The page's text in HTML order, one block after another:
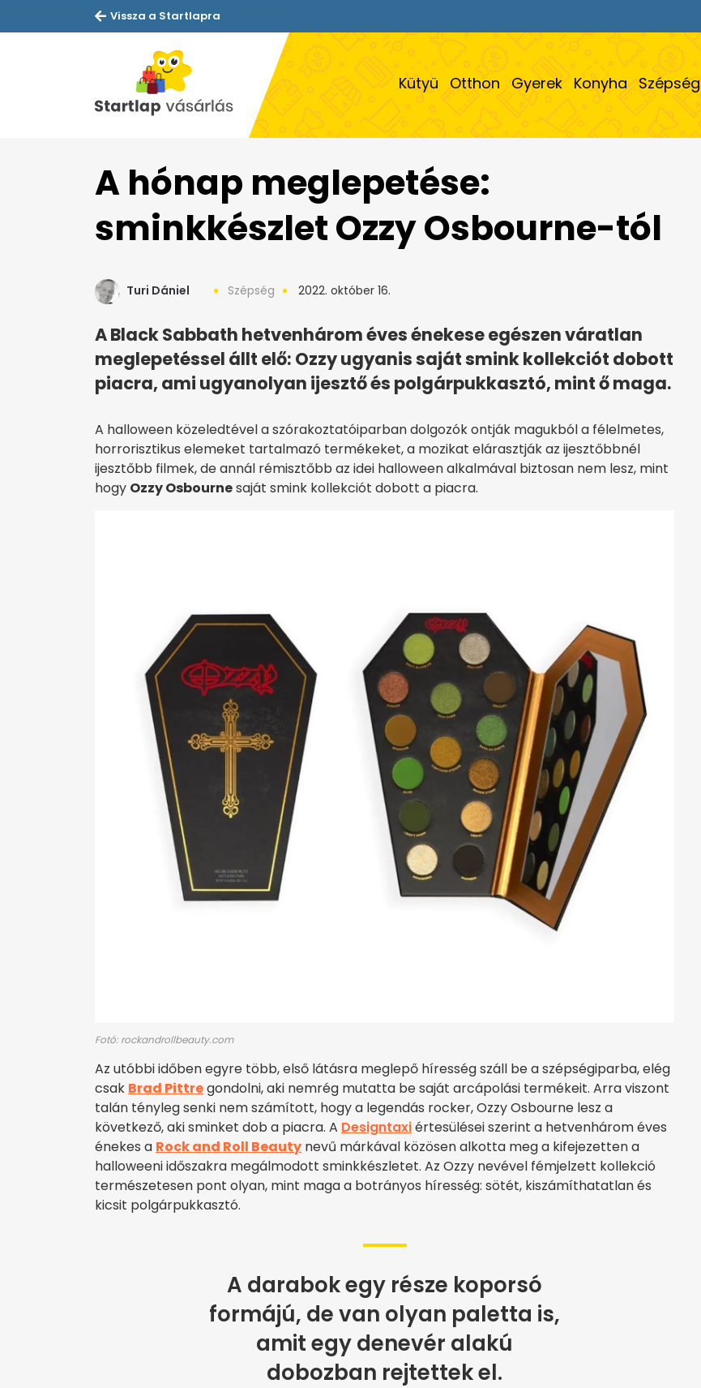
Vissza a Startlapra
Kütyü Otthon Gyerek Konyha Szépség
A hónap meglepetése:
sminkkészlet Ozzy Osbourne-tól
Turi Dániel Szépség 2022. október 16.
A Black Sabbath hetvenhárom éves énekese egészen váratlan
meglepetéssel állt elő: Ozzy ugyanis saját smink kollekciót dobott
piacra, ami ugyanolyan ijesztő és polgárpukkasztó, mint ő maga.
A halloween közeledtével a szórakoztatóiparban dolgozók ontják magukból a félelmetes,
horrorisztikus elemeket tartalmazó termékeket, a mozikat elárasztják az ijesztőbbnél
ijesztőbb filmek, de annál rémisztőbb az idei halloween alkalmával biztosan nem lesz, mint
hogy Ozzy Osbournesaját smink kollekciót dobott a piacra.
Fotó: rockandrollbeauty.com
Az utóbbi időben egyre több, első látásra meglepő híresség száll be a szépségiparba, elég
csak Brad Pittregondolni, aki nemrég mutatta be saját arcápolási termékeit. Arra viszont
talán tényleg senki nem számított, hogy a legendás rocker, Ozzy Osbourne lesz a
következő, aki sminket dob a piacra. A Designtaxiértesülései szerint a hetvenhárom éves
énekes a Rock and Roll Beauty nevű márkával közösen alkotta meg a kifejezetten a
halloweeni időszakra megálmodott sminkkészletet. Az Ozzy nevével fémjelzett kollekció
természetesen pont olyan, mint maga a botrányos híresség: sötét, kiszámíthatatlan és
kicsit polgárpukkasztó.
A darabok egy része koporsó
formájú, de van olyan paletta is,
amit egy denevér alakú
dobozban rejtettek el.